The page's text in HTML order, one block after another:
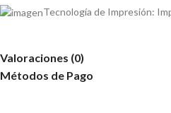
Tecnología de Impresión:
Valoraciones (0)
Métodos de Pago